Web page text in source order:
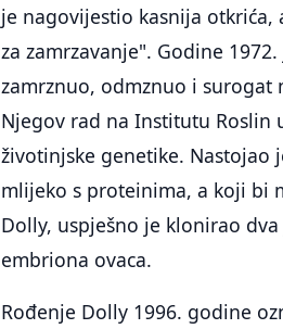
je nagovijestio kasnija otkrića,
za zamrzavanje". Godine
zamrznuo, odmznuo i surogat
Njegov rad na Institutu Roslin
životinjske genetike.
mlijeko s proteinima, a koji bi
Dolly, uspješno je klonirao
embriona ovaca.
Rođenje Dolly 1996. godine